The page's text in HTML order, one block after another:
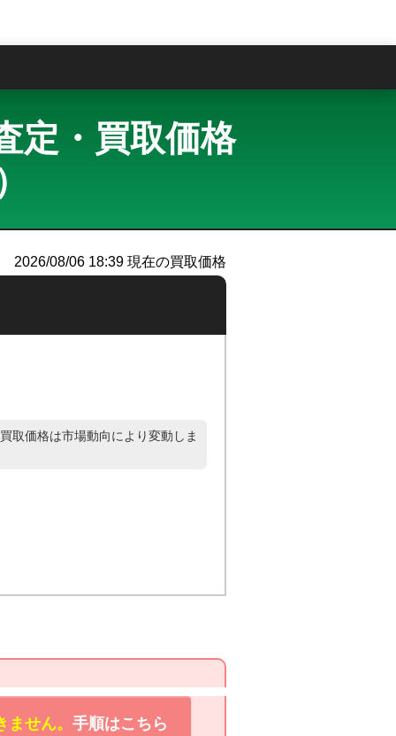
定・買取価格
2026/08/06 18:39 現在の買取価格
取価格は市場動向により変動しま
せん。 手順はこちら